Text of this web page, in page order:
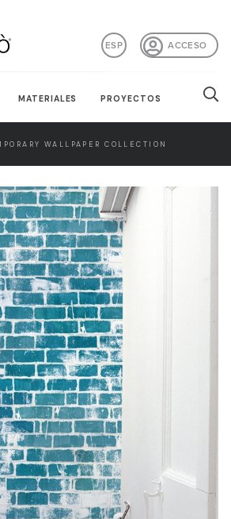
ACCESO
ESP
MATERIALES PROYECTOS
WALLPAPER COLLECTION